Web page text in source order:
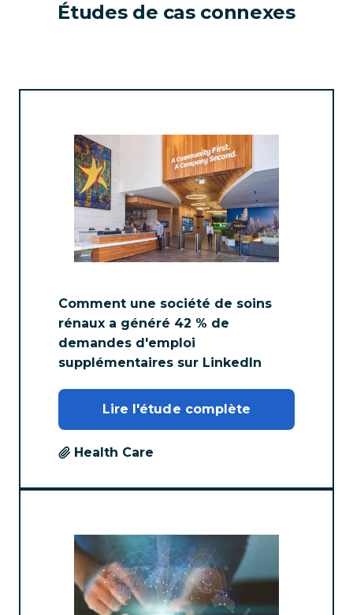
Études de cas connexes
Comment une société de soins
rénaux a généré 42 % de
demandes d'emploi
supplémentaires sur LinkedIn
Lire l'étude complète
Health Care